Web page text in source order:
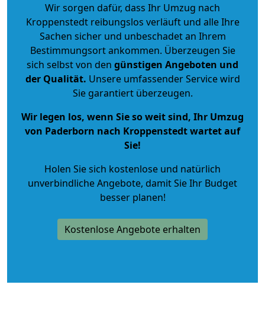
Wir sorgen dafür, dass Ihr Umzug nach
Kroppenstedt reibungslos verläuft und alle Ihre
Sachen sicher und unbeschadet an Ihrem
Bestimmungsort ankommen. Überzeugen Sie
sich selbst von den günstigen Angeboten und
der Qualität. Unsere umfassender Service wird
Sie garantiert überzeugen.
Wir legen los, wenn Sie so weit sind, Ihr Umzug
von Paderborn nach Kroppenstedt wartet auf
Sie!
Holen Sie sich kostenlose und natürlich
unverbindliche Angebote, damit Sie Ihr Budget
besser planen!
Kostenlose Angebote erhalten